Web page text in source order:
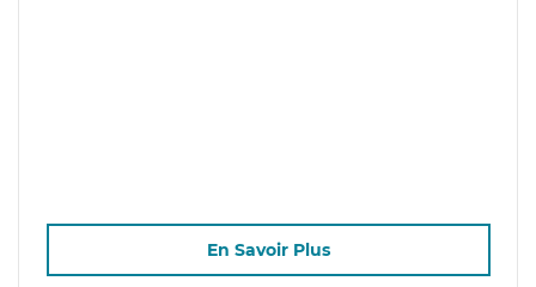
En Savoir Plus